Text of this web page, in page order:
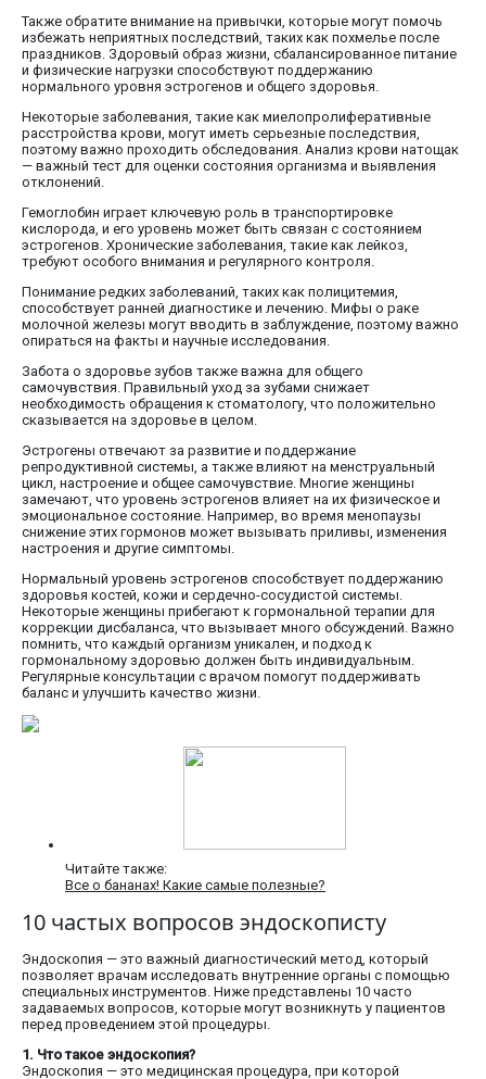
Также обратите внимание на привычки, которые могут помочь
избежать неприятных последствий, таких как похмелье после
праздников. Здоровый образ жизни, сбалансированное питание
и физические нагрузки способствуют поддержанию
нормального уровня эстрогенов и общего здоровья.
Некоторые заболевания, такие как миелопролиферативные
расстройства крови, могут иметь серьезные последствия,
поэтому важно проходить обследования. Анализ крови натощак
— важный тест для оценки состояния организма и выявления
отклонений.
Гемоглобин играет ключевую роль в транспортировке
кислорода, и его уровень может быть связан с состоянием
эстрогенов. Хронические заболевания, такие как лейкоз,
требуют особого внимания и регулярного контроля.
Понимание редких заболеваний, таких как полицитемия,
способствует ранней диагностике и лечению. Мифы о раке
молочной железы могут вводить в заблуждение, поэтому важно
опираться на факты и научные исследования.
Забота о здоровье зубов также важна для общего
самочувствия. Правильный уход за зубами снижает
необходимость обращения к стоматологу, что положительно
сказывается на здоровье в целом.
Эстрогены отвечают за развитие и поддержание
репродуктивной системы, а также влияют на менструальный
цикл, настроение и общее самочувствие. Многие женщины
замечают, что уровень эстрогенов влияет на их физическое и
эмоциональное состояние. Например, во время менопаузы
снижение этих гормонов может вызывать приливы, изменения
настроения и другие симптомы.
Нормальный уровень эстрогенов способствует поддержанию
здоровья костей, кожи и сердечно-сосудистой системы.
Некоторые женщины прибегают к гормональной терапии для
коррекции дисбаланса, что вызывает много обсуждений. Важно
помнить, что каждый организм уникален, и подход к
гормональному здоровью должен быть индивидуальным.
Регулярные консультации с врачом помогут поддерживать
баланс и улучшить качество жизни.
Читайте также:
Все о бананах! Какие самые полезные?
10 частых вопросов эндоскописту
Эндоскопия — это важный диагностический метод, который
позволяет врачам исследовать внутренние органы с помощью
специальных инструментов. Ниже представлены 10 часто
задаваемых вопросов, которые могут возникнуть у пациентов
перед проведением этой процедуры.
1. Что такое эндоскопия?
Эндоскопия — это медицинская процедура, при которой